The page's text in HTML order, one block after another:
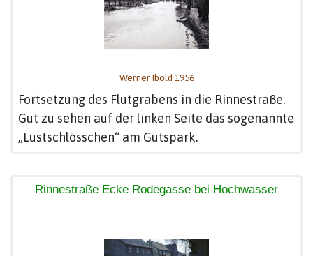
Werner Ibold 1956
Fortsetzung des Flutgrabens in die Rinnestraße.
Gut zu sehen auf der linken Seite das sogenannte
„Lustschlösschen“ am Gutspark.
Rinnestraße Ecke Rodegasse bei Hochwasser